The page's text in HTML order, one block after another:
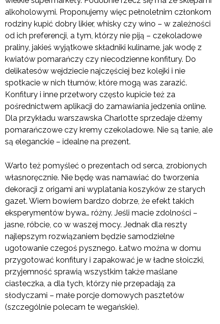
alkoholowymi. Proponujemy więc pełnoletnim członkom
rodziny kupić dobry likier, whisky czy wino – w zależności
od ich preferencji, a tym, którzy nie piją – czekoladowe
praliny, jakieś wyjątkowe składniki kulinarne, jak wodę z
kwiatów pomarańczy czy niecodzienne konfitury. Do
delikatesów wejdziecie najczęściej bez kolejki i nie
spotkacie w nich tłumów, które mogą was zarazić.
Konfitury i inne przetwory często kupicie też za
pośrednictwem aplikacji do zamawiania jedzenia online.
Dla przykładu warszawska Charlotte sprzedaje dżemy
pomarańczowe czy kremy czekoladowe. Nie są tanie, ale
są eleganckie – idealne na prezent.
Warto też pomyśleć o prezentach od serca, zrobionych
własnoręcznie. Nie będę was namawiać do tworzenia
dekoracji z origami ani wyplatania koszyków ze starych
gazet. Wiem bowiem bardzo dobrze, że efekt takich
eksperymentów bywa… różny. Jeśli macie zdolności –
jasne, róbcie, co w waszej mocy. Jednak dla reszty
najlepszym rozwiązaniem będzie samodzielne
ugotowanie czegoś pysznego. Łatwo można w domu
przygotować konfitury i zapakować je w ładne słoiczki,
przyjemność sprawią wszystkim także maślane
ciasteczka, a dla tych, którzy nie przepadają za
słodyczami – małe porcje domowych pasztetów
(szczególnie polecam te wegańskie).